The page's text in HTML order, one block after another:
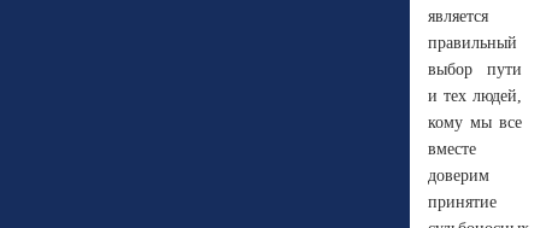
является
правильный
выбор пути
и тех людей,
кому мы все
вместе
доверим
принятие